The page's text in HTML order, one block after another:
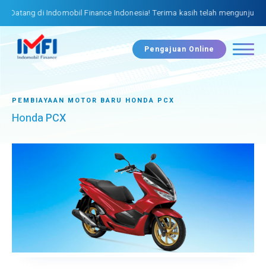
di Indomobil Finance Indonesia! Terima kasih telah mengunjungi
Pengajuan Online
PEMBIAYAAN MOTOR BARU HONDA PCX
Honda PCX